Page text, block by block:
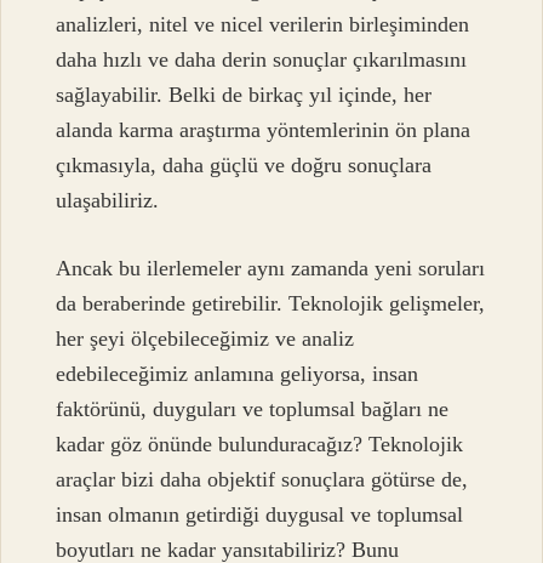
analizleri, nitel ve nicel verilerin birleşiminden
daha hızlı ve daha derin sonuçlar çıkarılmasını
sağlayabilir. Belki de birkaç yıl içinde, her
alanda karma araştırma yöntemlerinin ön plana
çıkmasıyla, daha güçlü ve doğru sonuçlara
ulaşabiliriz.
Ancak bu ilerlemeler aynı zamanda yeni soruları
da beraberinde getirebilir. Teknolojik gelişmeler,
her şeyi ölçebileceğimiz ve analiz
edebileceğimiz anlamına geliyorsa, insan
faktörünü, duyguları ve toplumsal bağları ne
kadar göz önünde bulunduracağız? Teknolojik
araçlar bizi daha objektif sonuçlara götürse de,
insan olmanın getirdiği duygusal ve toplumsal
boyutları ne kadar yansıtabiliriz? Bunu